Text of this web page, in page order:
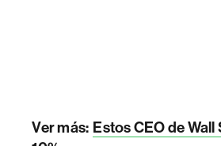
Ver más: Estos CEO de